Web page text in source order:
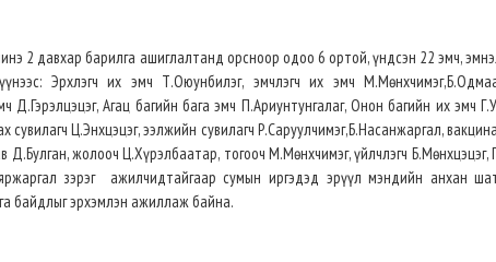
2 давхар барилга ашиглалтанд орсноор одоо 6 ортой, үндсэн 22 эмч,
Эрхлэгч их эмч Т.Оюунбилэг, эмчлэгч их эмч
Д.Гэрэлцэцэг, Агац багийн бага эмч П.Ариунтунгалаг, Онон багийн их эмч
Ц.Энхцэцэг, ээлжийн сувилагч Р.Саруулчимэг,Б.Насанжаргал,
жолооч Ц.Хүрэлбаатар, тогооч М.Мөнхчимэг, үйлчлэгч Б.Мөнхцэцэг,
зэрэг ажилчидтайгаар сумын иргэдэд эрүүл мэндийн анхан
байдлыг эрхэмлэн ажиллаж байна.